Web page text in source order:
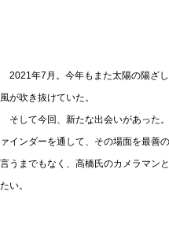
2021年7月。今年もまた太陽の陽ざ
風が吹き抜けていた。
そして今回、新たな出会いがあった
ァインダーを通して、その場面を最善
言うまでもなく、高橋氏のカメラマン
たい。